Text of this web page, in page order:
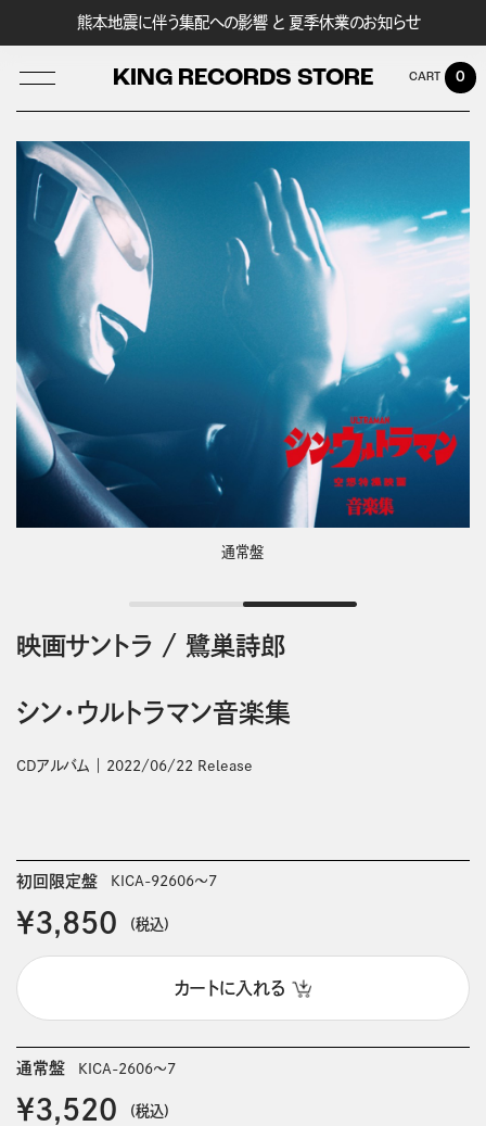
熊本地震に伴う集配への影響 と 夏季休業のお知らせ
KING RECORDS STORE
LOG IN
0
映画サントラ / 鷺巣詩郎
シン・ウルトラマン音楽集
CDアルバム 2022/06/22 Release
初回限定盤 KICA-92606～7
￥3,850 (税込)
カートに入れる
通常盤 KICA-2606～7
￥3,520 (税込)
通常盤